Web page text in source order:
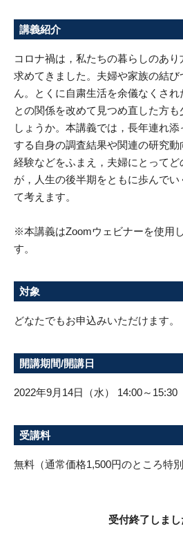
講義紹介
コロナ禍は，私たちの暮らしのあ
求めてきました。夫婦や家族の結
ん。とくに自粛生活を余儀なくさ
との関係を改めて見つめ直した方
しょうか。本講義では，長年連れ
する自身の調査結果や関連の研究
経験などをふまえ，夫婦にとって
が，人生の後半期をともに歩んで
て考えます。
※本講義はZoomウェビナーを使用
す。
対象
どなたでもお申込みいただけます。
開講期間/開講日
2022年9月14日（水） 14:00～15:30
受講料
無料（通常価格1,500円のところ特別
受付終了しまし